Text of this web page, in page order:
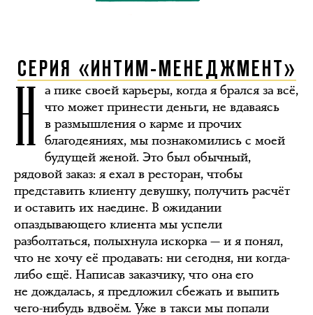
СЕРИЯ «ИНТИМ-МЕНЕДЖМЕНТ»
Н а пике своей карьеры, когда я брался за всё,
что может принести деньги, не вдаваясь
в размышления о карме и прочих
благодеяниях, мы познакомились с моей
будущей женой. Это был обычный,
рядовой заказ: я ехал в ресторан, чтобы
представить клиенту девушку, получить расчёт
и оставить их наедине. В ожидании
опаздывающего клиента мы успели
разболтаться, полыхнула искорка — и я понял,
что не хочу её продавать: ни сегодня, ни когда-
либо ещё. Написав заказчику, что она его
не дождалась, я предложил сбежать и выпить
чего-нибудь вдвоём. Уже в такси мы попали